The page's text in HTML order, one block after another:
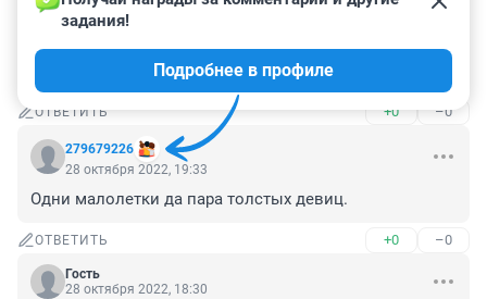
10 млн за месяц? Да легко! Мат.капиталы и детские,
сейчас всё перечисляют. Но надо несколько жён,
ОТВЕТИТЬ +0 –0
279679226
задания!
Подробнее в профиле
28 октября 2022, 19:33
Одни малолетки да пара толстых девиц.
ОТВЕТИТЬ +0 –0
Гость
28 октября 2022, 18:30